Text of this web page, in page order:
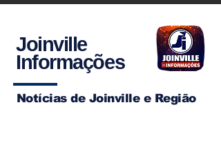
Joinville
Informações
Notícias de Joinville e Região